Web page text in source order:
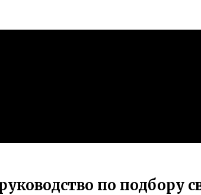
по подбору